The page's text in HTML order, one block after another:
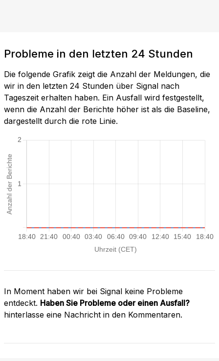
Probleme in den letzten 24 Stunden
Die folgende Grafik zeigt die Anzahl der Meldungen, die
wir in den letzten 24 Stunden über Signal nach
Tageszeit erhalten haben. Ein Ausfall wird festgestellt,
wenn die Anzahl der Berichte höher ist als die Baseline,
dargestellt durch die rote Linie.
In Moment haben wir bei Signal keine Probleme
entdeckt. Haben Sie Probleme oder einen Ausfall?
hinterlasse eine Nachricht in den Kommentaren.